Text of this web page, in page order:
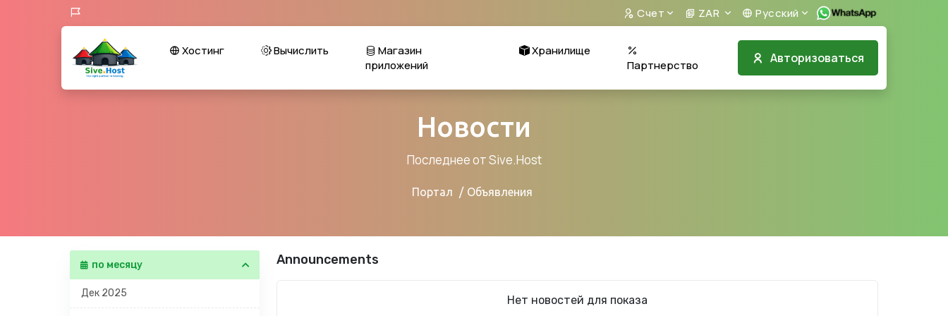
Счет ZAR Русский
Авторизоваться
Хостинг Вычислить
Магазин
приложений
Хранилище
Партнерство
Новости
Последнее от Sive.Host
Портал Объявления
по месяцу
Дек 2025
Announcements
Нет новостей для показа